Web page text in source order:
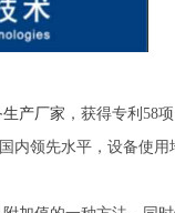
产厂家 ，获得专利58
内领先水平，设备使